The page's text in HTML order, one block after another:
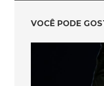
VOCÊ PODE